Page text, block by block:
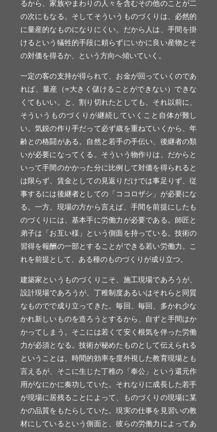
るから、家族やまわりの人々を含むその他のことが二
の次にもなる。そしてそういうものづくりは、必然的
に量産的なものになりにくい。だから人は、手間を掛
けるという犠牲的手段に頼らずにいかに良い産物とそ
の対価を得るか、という方向へ傾いていく。
一定の客の支持が得られて、お金が回っていくのであ
れば、量産（=大きく儲けることができない）できな
くてもいい。と、割り切れたとしても、それ以前に、
そういうものづくりが継続していくこと自体が難し
い。気鋭の作り手だって必ず歳を重ねていくから、年
齢との格闘がある。自然と若手の手伝い、後継者の類
いが必要になってくる。そういう物作りは、だからと
いって手間のかかった分に比例して対価を得られると
は限らず、賃金としての見返りだけでは事足りず、従
事するには後継者としての「ココロザシ」が必要にな
る。一方、現場の方から言えば、手間を前提にしたも
のづくりには、基本手に労働力が必要である。師匠と
弟子は「お互い様」という側面を持っている。技術の
習得を報酬の一部とすることができる若い労働力。こ
れを前提として、ある種のものづくりが成り立つ。
建築家というものづくりこそ、施工現場であろうが、
設計現場であろうが、丁稚制度あるいはそれらと同質
なものでで成り立ってきた。毎回、毎回、多かれ少な
かれ新しいものを造ろうとするから、自ずと手間はか
かってしまう。そこには若くて安く根気を伴った労働
力が必須となる。技術が秘めたものとして伝えられる
ということは、時間的効率を度外視した教育現場とも
言えるが、そこに生じた丁稚の「奉公」という還元作
用がなにかに奏功していた。それなりに成長した若手
が現場に居残ることによって、ものづくりの現場に某
かの品質をもたらしていた。現実の仕事を見習いの教
材にしているという側面と、彼らの労働力によってあ